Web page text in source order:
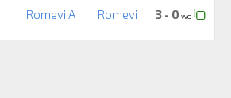
Romevi A Romevi 3 - 0 wo